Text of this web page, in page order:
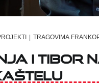
TRAGOVIMA
i Tibor